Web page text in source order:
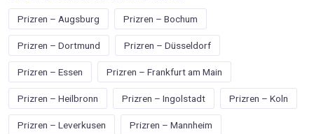
Prizren – Augsburg Prizren – Bochum
Prizren – Dortmund Prizren – Düsseldorf
Prizren – Essen Prizren – Frankfurt am Main
Prizren – Heilbronn Prizren – Ingolstadt Prizren – Koln
Prizren – Leverkusen Prizren – Mannheim